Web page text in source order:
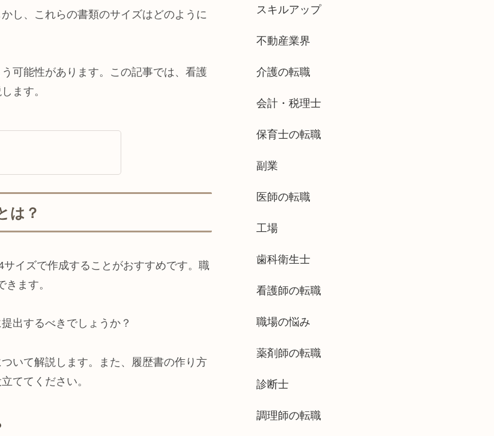
し、これらの書類のサイズはどのように
可能性があります。この記事では、看護
ます。
は？
イズで作成することがおすすめです。職
ます。
出するべきでしょうか？
いて解説します。また、履歴書の作り方
ててください。
スキルアップ
不動産業界
介護の転職
会計・税理士
保育士の転職
副業
医師の転職
工場
歯科衛生士
看護師の転職
職場の悩み
薬剤師の転職
診断士
調理師の転職